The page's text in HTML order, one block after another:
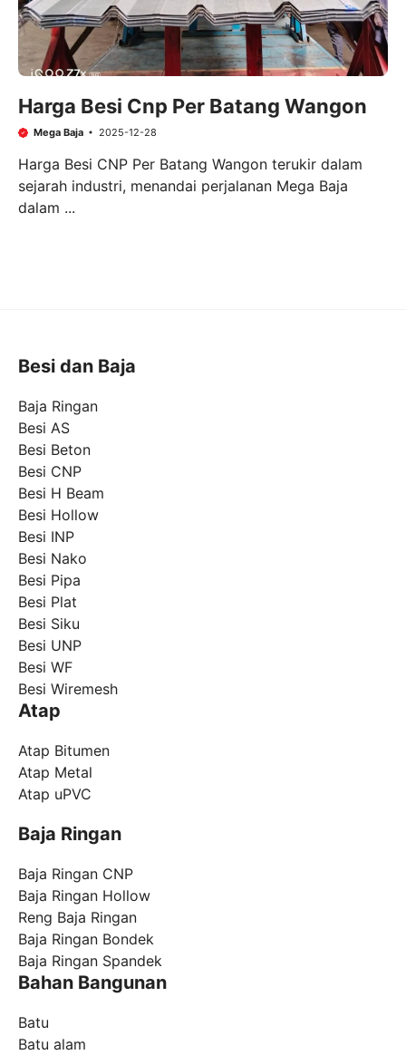
Harga Besi Cnp Per Batang Wangon
Mega Baja 2025-12-28
Harga Besi CNP Per Batang Wangon terukir dalam
sejarah industri, menandai perjalanan Mega Baja
dalam ...
Besi dan Baja
Baja Ringan
Besi AS
Besi Beton
Besi CNP
Besi H Beam
Besi Hollow
Besi INP
Besi Nako
Besi Pipa
Besi Plat
Besi Siku
Besi UNP
Besi WF
Besi Wiremesh
Atap
Atap Bitumen
Atap Metal
Atap uPVC
Baja Ringan
Baja Ringan CNP
Baja Ringan Hollow
Reng Baja Ringan
Baja Ringan Bondek
Baja Ringan Spandek
Bahan Bangunan
Batu
Batu alam